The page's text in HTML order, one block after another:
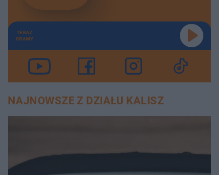
TERAZ
GRAMY
NAJNOWSZE Z DZIAŁU KALISZ